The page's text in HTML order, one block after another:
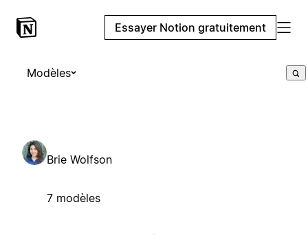
Essayer Notion gratuitement
Modèles
Brie Wolfson
7 modèles